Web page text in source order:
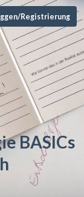
Registrierung
BASICs